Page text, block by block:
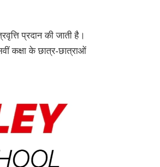
प्रदान की जाती है।
कक्षा के छात्र-छात्राओं